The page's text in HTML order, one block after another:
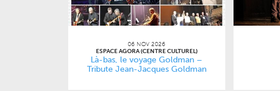
06 NOV 2026
ESPACE AGORA (CENTRE CULTUREL)
Là-bas, le voyage Goldman –
Tribute Jean-Jacques Goldman